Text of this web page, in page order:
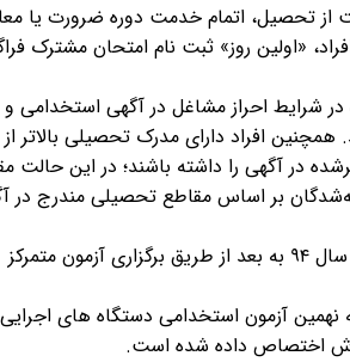
تحصیل، اتمام خدمت دوره ضرورت یا
«اولین روز» ثبت نام امتحان مشترک
شرایط احراز مشاغل در آگهی استخدامی و
افراد دارای مدرک تحصیلی بالاتر
در آگهی را داشته باشند؛ در این حالت
بر اساس مقاطع تحصیلی مندرج در
به گزارش ایرنا، استخدام و جذب نیرو در وزارتخانه‌ها و سازمان‌های دولتی از سال ۹۴ به بعد از طریق برگزاری آزمون متمرکز
نهمین آزمون استخدامی دستگاه های